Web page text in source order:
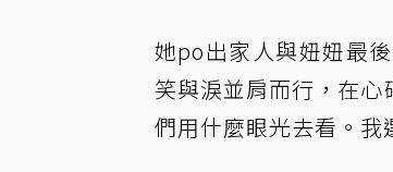
她po出家人與妞妞最
笑與淚並肩而行，在
們用什麼眼光去看。我